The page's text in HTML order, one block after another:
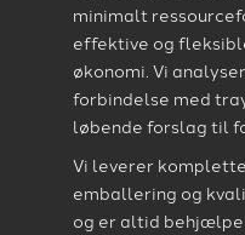
minimalt
effektive og
økonomi. Vi
forbindelse med
løbende forslag til
Vi leverer
emballering og
og er altid